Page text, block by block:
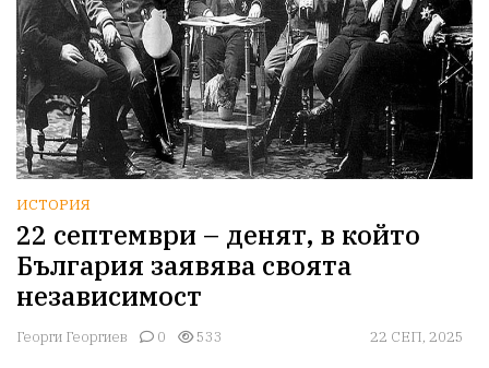
ИСТОРИЯ
22 септември – денят, в който
България заявява своята
независимост
Георги Георгиев 0 533 22 СЕП, 2025